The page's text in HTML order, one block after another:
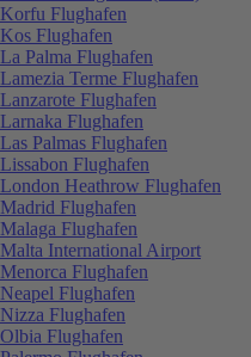
Korfu Flughafen
Kos Flughafen
La Palma Flughafen
Lamezia Terme Flughafen
Lanzarote Flughafen
Larnaka Flughafen
Las Palmas Flughafen
Lissabon Flughafen
London Heathrow Flughafen
Madrid Flughafen
Malaga Flughafen
Malta International Airport
Menorca Flughafen
Neapel Flughafen
Nizza Flughafen
Olbia Flughafen